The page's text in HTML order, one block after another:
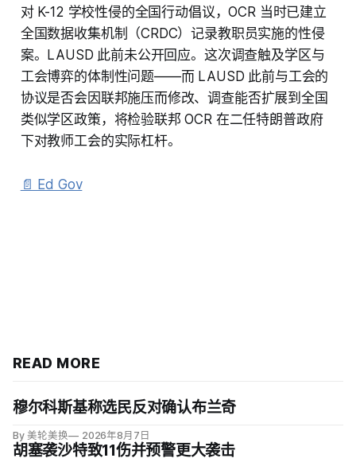
对 K-12 学校性侵的全国行动倡议，OCR 当时已建立
全国数据收集机制（CRDC）记录教职员实施的性侵
案。LAUSD 此前未公开回应。这次调查触及学区与
工会博弈的体制性问题——而 LAUSD 此前与工会的
协议是否会因联邦施压而修改、调查能否扩展到全国
类似学区政策，将检验联邦 OCR 在二任特朗普政府
下对教师工会的实际杠杆。
📄 Ed Gov
READ MORE
穆尔科斯基称选民反对确认布兰奇
By 美轮美换 2026年8月7日
胡塞袭沙特致11伤并预警更大袭击